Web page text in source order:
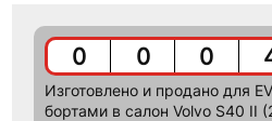
0 0 0
Изготовлено и продано для
бортами в салон Volvo S40 II